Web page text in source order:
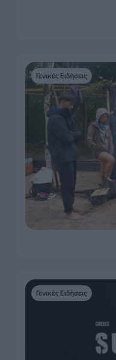
Γενικές Ειδήσεις
Γενικές Ειδήσεις